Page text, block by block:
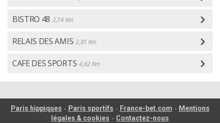
BISTRO 48 2,74 Km
RELAIS DES AMIS 2,81 Km
CAFE DES SPORTS 4,62 Km
Paris hippiques - Paris sportifs - France-bet.com - Mentions
légales & cookies - Contactez-nous